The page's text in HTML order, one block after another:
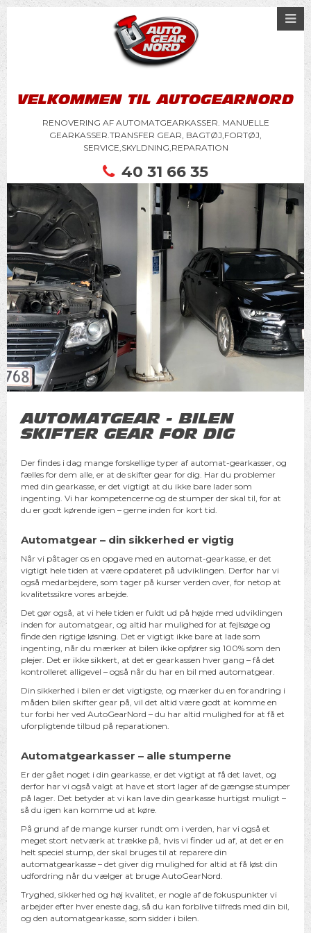
VELKOMMEN TIL AUTOGEARNORD
RENOVERING AF AUTOMATGEARKASSER. MANUELLE
GEARKASSER.TRANSFER GEAR, BAGTØJ,FORTØJ,
SERVICE,SKYLDNING,REPARATION
40 31 66 35
AUTOMATGEAR - BILEN
SKIFTER GEAR FOR DIG
Der findes i dag mange forskellige typer af automat-gearkasser, og
fælles for dem alle, er at de skifter gear for dig. Har du problemer
med din gearkasse, er det vigtigt at du ikke bare lader som
ingenting. Vi har kompetencerne og de stumper der skal til, for at
du er godt kørende igen – gerne inden for kort tid.
Automatgear – din sikkerhed er vigtig
Når vi påtager os en opgave med en automat-gearkasse, er det
vigtigt hele tiden at være opdateret på udviklingen. Derfor har vi
også medarbejdere, som tager på kurser verden over, for netop at
kvalitetssikre vores arbejde.
Det gør også, at vi hele tiden er fuldt ud på højde med udviklingen
inden for automatgear, og altid har mulighed for at fejlsøge og
finde den rigtige løsning. Det er vigtigt ikke bare at lade som
ingenting, når du mærker at bilen ikke opfører sig 100% som den
plejer. Det er ikke sikkert, at det er gearkassen hver gang – få det
kontrolleret alligevel – også når du har en bil med automatgear.
Din sikkerhed i bilen er det vigtigste, og mærker du en forandring i
måden bilen skifter gear på, vil det altid være godt at komme en
tur forbi her ved AutoGearNord – du har altid mulighed for at få et
uforpligtende tilbud på reparationen.
Automatgearkasser – alle stumperne
Er der gået noget i din gearkasse, er det vigtigt at få det lavet, og
derfor har vi også valgt at have et stort lager af de gængse stumper
på lager. Det betyder at vi kan lave din gearkasse hurtigst muligt –
så du igen kan komme ud at køre.
På grund af de mange kurser rundt om i verden, har vi også et
meget stort netværk at trække på, hvis vi finder ud af, at det er en
helt speciel stump, der skal bruges til at reparere din
automatgearkasse – det giver dig mulighed for altid at få løst din
udfordring når du vælger at bruge AutoGearNord.
Tryghed, sikkerhed og høj kvalitet, er nogle af de fokuspunkter vi
arbejder efter hver eneste dag, så du kan forblive tilfreds med din bil,
og den automatgearkasse, som sidder i bilen.